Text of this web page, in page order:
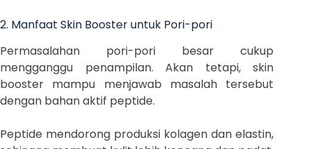
2. Manfaat Skin Booster untuk Pori-pori
Permasalahan pori-pori besar cukup
mengganggu penampilan. Akan tetapi, skin
booster mampu menjawab masalah tersebut
dengan bahan aktif peptide.
Peptide mendorong produksi kolagen dan elastin,